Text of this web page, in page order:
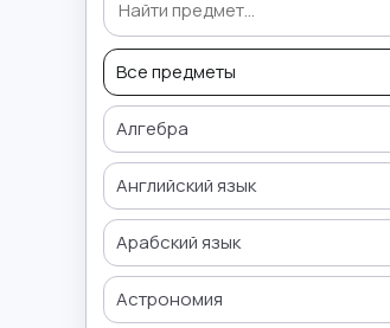
Все предметы
Алгебра
Английский язык
Арабский язык
Астрономия